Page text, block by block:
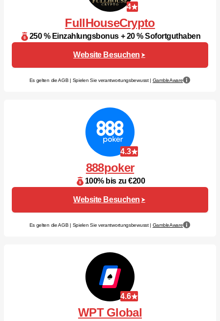
4
FullHouseCrypto
250 % Einzahlungsbonus + 20 % Sofortguthaben
Website Besuchen
Es gelten die AGB | Spielen Sie verantwortungsbewusst | GambleAware
4.3
888poker
100% bis zu €200
Website Besuchen
Es gelten die AGB | Spielen Sie verantwortungsbewusst | GambleAware
4.6
WPT Global